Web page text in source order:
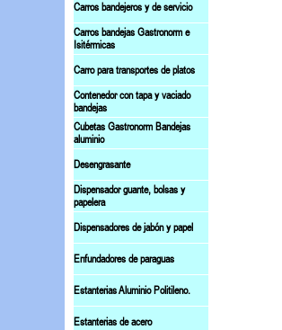
Carros bandejeros y de servicio
Carros bandejas Gastronorm e
Isitérmicas
Carro para transportes de platos
Contenedor con tapa y vaciado
bandejas
Cubetas Gastronorm Bandejas
aluminio
Desengrasante
Dispensador guante, bolsas y
papelera
Dispensadores de jabón y papel
Enfundadores de paraguas
Estanterias Aluminio Politileno.
Estanterias de acero